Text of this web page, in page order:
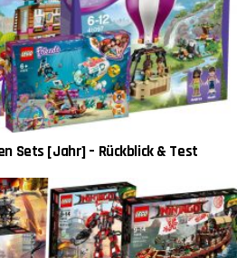
Sets [Jahr] – Rückblick & Test